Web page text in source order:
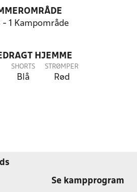
- 1 Kampområde
HJEMME
SHORTS
Blå
STRØMPER
Rød
Se kampprogram